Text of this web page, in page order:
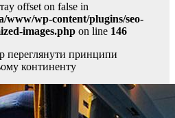
offset on false in
www/wp-content/plugins/seo-
images.php on line 146
переглянути принципи
континенту